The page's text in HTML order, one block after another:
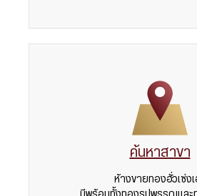
ค้นหาสาขา
ห้างขายทองฮั่วเซ่งเ